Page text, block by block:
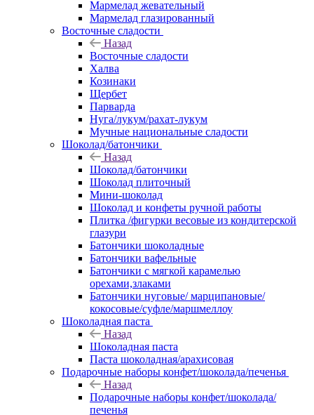
Мармелад жевательный
Мармелад глазированный
Восточные сладости
Назад
Восточные сладости
Халва
Козинаки
Щербет
Парварда
Нуга/лукум/рахат-лукум
Мучные национальные сладости
Шоколад/батончики
Назад
Шоколад/батончики
Шоколад плиточный
Мини-шоколад
Шоколад и конфеты ручной работы
Плитка /фигурки весовые из кондитерской
глазури
Батончики шоколадные
Батончики вафельные
Батончики с мягкой карамелью
орехами,злаками
Батончики нуговые/ марципановые/
кокосовые/суфле/маршмеллоу
Шоколадная паста
Назад
Шоколадная паста
Паста шоколадная/арахисовая
Подарочные наборы конфет/шоколада/печенья
Назад
Подарочные наборы конфет/шоколада/
печенья